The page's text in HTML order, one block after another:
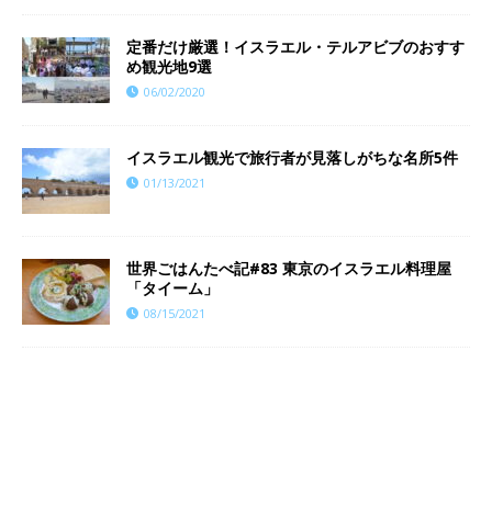
定番だけ厳選！イスラエル・テルアビブのおすす
め観光地9選
06/02/2020
イスラエル観光で旅行者が見落しがちな名所5件
01/13/2021
世界ごはんたべ記#83 東京のイスラエル料理屋
「タイーム」
08/15/2021